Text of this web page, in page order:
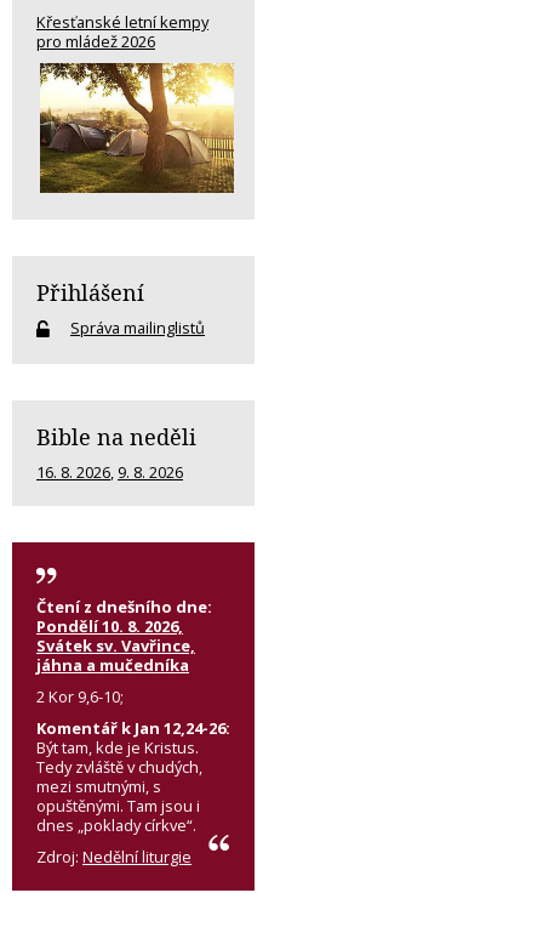
Křesťanské letní kempy
pro mládež 2026
Přihlášení
Správa mailinglistů
Bible na neděli
16. 8. 2026, 9. 8. 2026
Čtení z dnešního dne:
Pondělí 10. 8. 2026,
Svátek sv. Vavřince,
jáhna a mučedníka
2 Kor 9,6-10;
Komentář k Jan 12,24-26:
Být tam, kde je Kristus.
Tedy zvláště v chudých,
mezi smutnými, s
opuštěnými. Tam jsou i
dnes „poklady církve“.
Zdroj: Nedělní liturgie